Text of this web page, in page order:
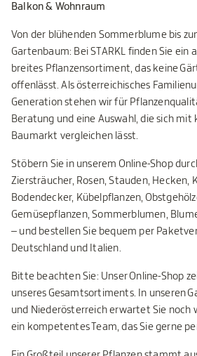
Balkon & Wohnraum
Von der blühenden Sommerblume bis
Gartenbaum: Bei STARKL finden Sie ein
breites Pflanzensortiment, das keine
offenlässt. Als österreichisches
Generation stehen wir für
Beratung und eine Auswahl, die sich
Baumarkt vergleichen lässt.
Stöbern Sie in unserem Online-Shop
Ziersträucher, Rosen, Stauden, Hecken,
Bodendecker, Kübelpflanzen,
Gemüsepflanzen, Sommerblumen,
– und bestellen Sie bequem per
Deutschland und Italien.
Bitte beachten Sie: Unser Online-Shop
unseres Gesamtsortiments. In unseren
und Niederösterreich erwartet Sie noch
ein kompetentes Team, das Sie gerne